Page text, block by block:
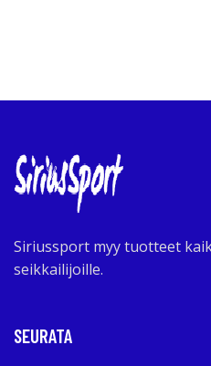
Siriussport myy tuotteet
seikkailijoille.
SEURATA